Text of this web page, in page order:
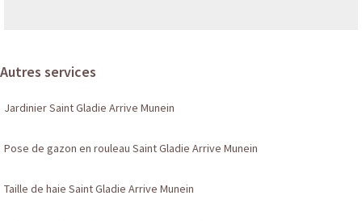
Autres services
Jardinier Saint Gladie Arrive Munein
Pose de gazon en rouleau Saint Gladie Arrive Munein
Taille de haie Saint Gladie Arrive Munein